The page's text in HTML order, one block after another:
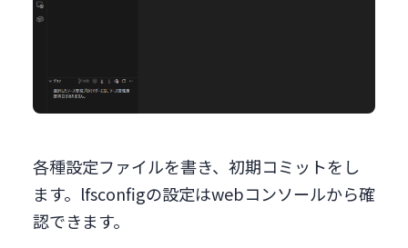
各種設定ファイルを書き、初期コミットをし
ます。lfsconfigの設定はwebコンソールから確
認できます。